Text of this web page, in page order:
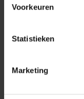
Voorkeuren
Statistieken
Marketing
| Zwart en wit
Drisse |DRINN100